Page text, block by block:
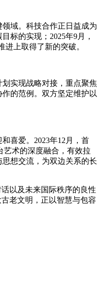
域。科技合作正日益成为
标的实现；2025年9月，
上取得了新的突破。
实现战略对接，重点聚焦
的范例。双方坚定维护以
喜爱。2023年12月，首
艺术的深度融合，有效拉
想交流，为双边关系的长
以及未来国际秩序的良性
老文明，正以智慧与包容